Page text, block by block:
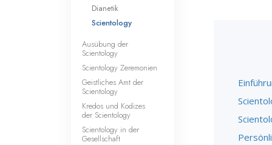
Dianetik
Scientology
Ausübung der
Scientology
Scientology Zeremonien
Geistliches Amt der
Scientology
Kredos und Kodizes
der Scientology
Scientology in der
Gesellschaft